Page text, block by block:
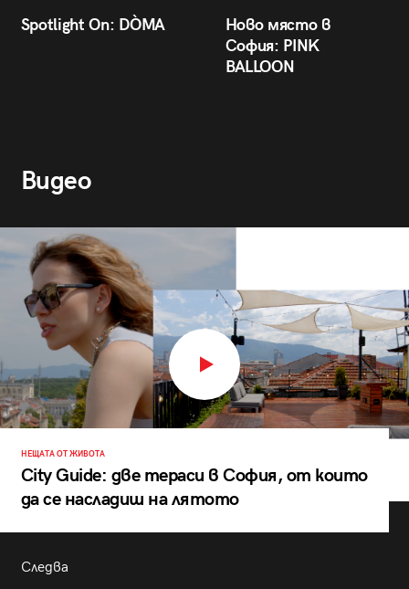
Spotlight On: DÒMA
Ново място в
София: PINK
BALLOON
Видео
НЕЩАТА ОТ ЖИВОТА
City Guide: две тераси в София, от които
да се насладиш на лятото
Следва